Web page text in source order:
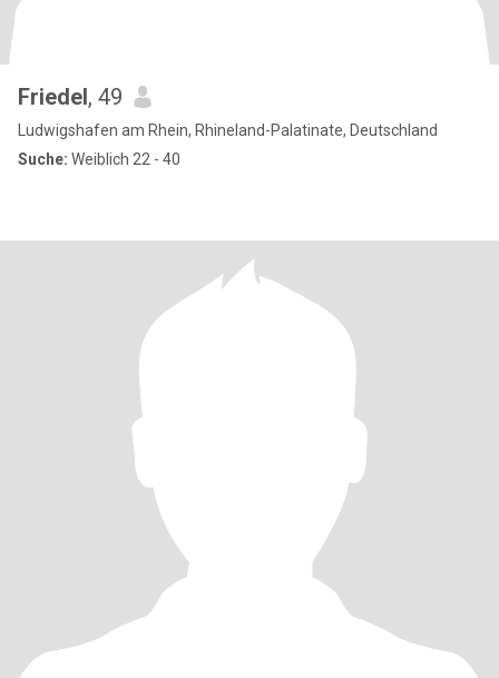
Friedel, 49
Ludwigshafen am Rhein, Rhineland-Palatinate, Deutschland
Suche: Weiblich 22 - 40